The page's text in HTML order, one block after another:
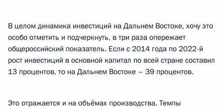
В целом динамика инвестиций на Дальнем Востоке, хочу это
особо отметить и подчеркнуть, в три раза опережает
общероссийский показатель. Если с 2014 года по 2022-й
рост инвестиций в основной капитал по всей стране составил
13 процентов, то на Дальнем Востоке – 39 процентов.
Это отражается и на объёмах производства. Темпы